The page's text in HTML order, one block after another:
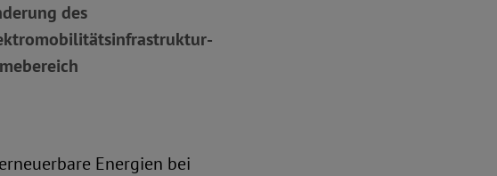
des
Energien bei